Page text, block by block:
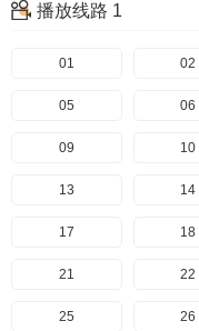
播放线路 1
01 02
05 06
09 10
13 14
17 18
21 22
25 26